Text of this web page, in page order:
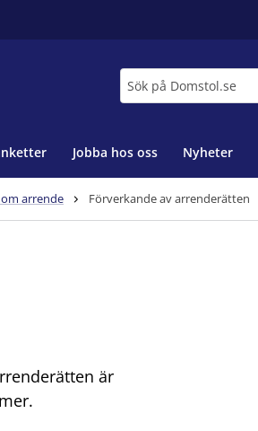
Jobba hos oss Nyheter
arrende Förverkande av arrenderätten
är